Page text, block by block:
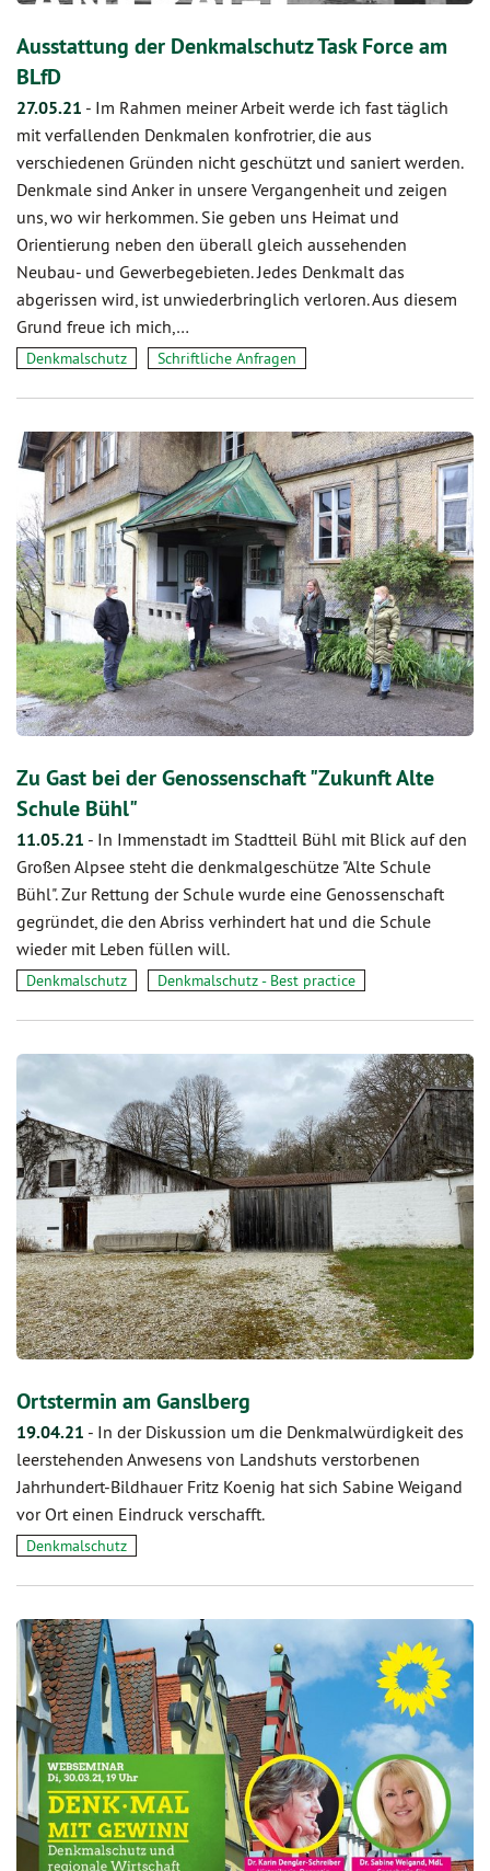
Ausstattung der Denkmalschutz Task Force am
BLfD
27.05.21 - Im Rahmen meiner Arbeit werde ich fast täglich
mit verfallenden Denkmalen konfrotrier, die aus
verschiedenen Gründen nicht geschützt und saniert werden.
Denkmale sind Anker in unsere Vergangenheit und zeigen
uns, wo wir herkommen. Sie geben uns Heimat und
Orientierung neben den überall gleich aussehenden
Neubau- und Gewerbegebieten. Jedes Denkmalt das
abgerissen wird, ist unwiederbringlich verloren. Aus diesem
Grund freue ich mich,…
Denkmalschutz Schriftliche Anfragen
Zu Gast bei der Genossenschaft "Zukunft Alte
Schule Bühl"
11.05.21 - In Immenstadt im Stadtteil Bühl mit Blick auf den
Großen Alpsee steht die denkmalgeschütze "Alte Schule
Bühl". Zur Rettung der Schule wurde eine Genossenschaft
gegründet, die den Abriss verhindert hat und die Schule
wieder mit Leben füllen will.
Denkmalschutz Denkmalschutz - Best practice
Ortstermin am Ganslberg
19.04.21 - In der Diskussion um die Denkmalwürdigkeit des
leerstehenden Anwesens von Landshuts verstorbenen
Jahrhundert-Bildhauer Fritz Koenig hat sich Sabine Weigand
vor Ort einen Eindruck verschafft.
Denkmalschutz